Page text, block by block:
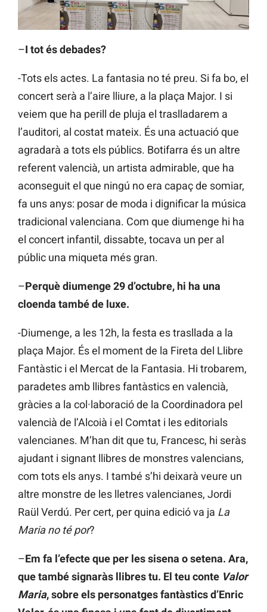
–I tot és debades?
-Tots els actes. La fantasia no té preu. Si fa bo, el
concert serà a l’aire lliure, a la plaça Major. I si
veiem que ha perill de pluja el traslladarem a
l’auditori, al costat mateix. És una actuació que
agradarà a tots els públics. Botifarra és un altre
referent valencià, un artista admirable, que ha
aconseguit el que ningú no era capaç de somiar,
fa uns anys: posar de moda i dignificar la música
tradicional valenciana. Com que diumenge hi ha
el concert infantil, dissabte, tocava un per al
públic una miqueta més gran.
–Perquè diumenge 29 d’octubre, hi ha una
cloenda també de luxe.
-Diumenge, a les 12h, la festa es trasllada a la
plaça Major. És el moment de la Fireta del Llibre
Fantàstic i el Mercat de la Fantasia. Hi trobarem,
paradetes amb llibres fantàstics en valencià,
gràcies a la col·laboració de la Coordinadora pel
valencià de l’Alcoià i el Comtat i les editorials
valencianes. M’han dit que tu, Francesc, hi seràs
ajudant i signant llibres de monstres valencians,
com tots els anys. I també s’hi deixarà veure un
altre monstre de les lletres valencianes, Jordi
Raül Verdú. Per cert, per quina edició va ja La
Maria no té por?
–Em fa l’efecte que per les sisena o setena. Ara,
que també signaràs llibres tu. El teu conte Valor
Maria, sobre els personatges fantàstics d’Enric